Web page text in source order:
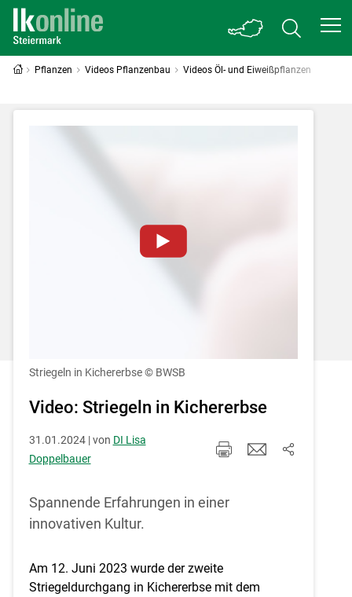
Pflanzen Videos Pflanzenbau Videos Öl- und Eiweißpflanzen
Einstellungen jederzeit einsehen und
korrigieren
Akzeptieren
Cookies Einstellungen
Striegeln in Kichererbse © BWSB
Video: Striegeln in Kichererbse
31.01.2024 | von DI Lisa
Doppelbauer
Spannende Erfahrungen in einer
innovativen Kultur.
Am 12. Juni 2023 wurde der zweite
Striegeldurchgang in Kichererbse mit dem